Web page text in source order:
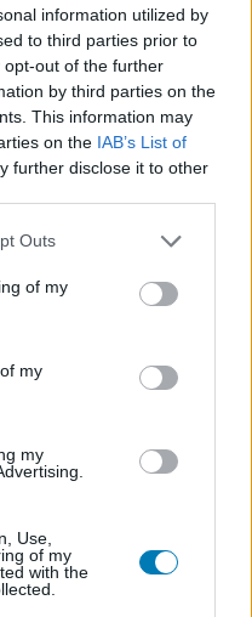
information utilized by
to third parties prior to
out of the further
by third parties on the
This information may
on the IAB’s List of
further disclose it to other
one or more Google
You may click to
its third-party tags to
in below Google
Outs
of my
my
my
Use,
of my
with the
to the future
#michael j.
Silksong